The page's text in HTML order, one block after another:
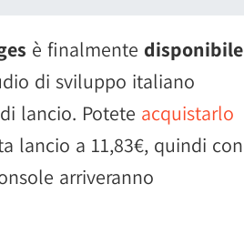
è finalmente disponibile
di sviluppo italiano
lancio. Potete acquistarlo
lancio a 11,83€, quindi con
arriveranno